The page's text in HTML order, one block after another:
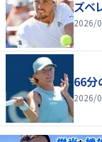
ズベ
2026/
66分
2026/